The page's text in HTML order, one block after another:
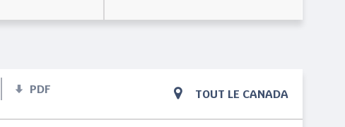
PDF TOUT LE CANADA